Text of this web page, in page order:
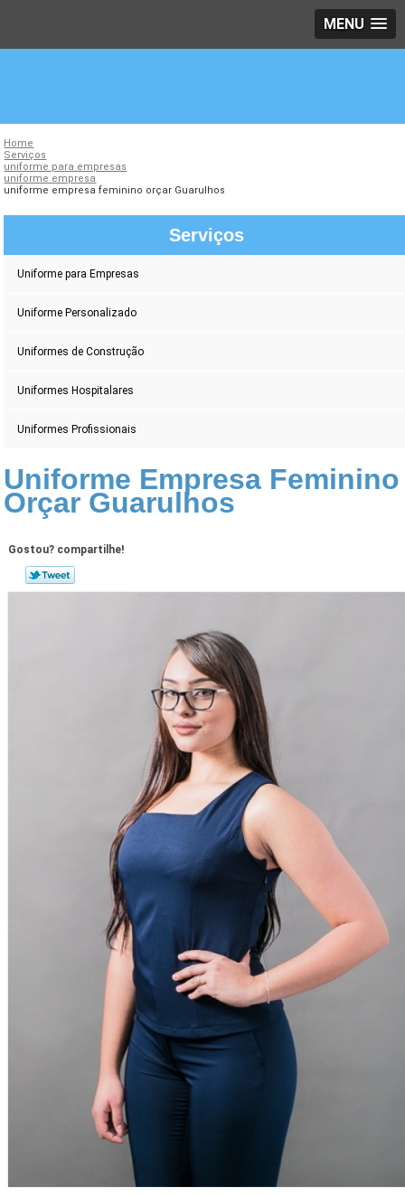
MENU
Home
Serviços
uniforme para empresas
uniforme empresa
uniforme empresa feminino orçar Guarulhos
Serviços
Uniforme para Empresas
Uniforme Personalizado
Uniformes de Construção
Uniformes Hospitalares
Uniformes Profissionais
Uniforme Empresa Feminino
Orçar Guarulhos
Gostou? compartilhe!